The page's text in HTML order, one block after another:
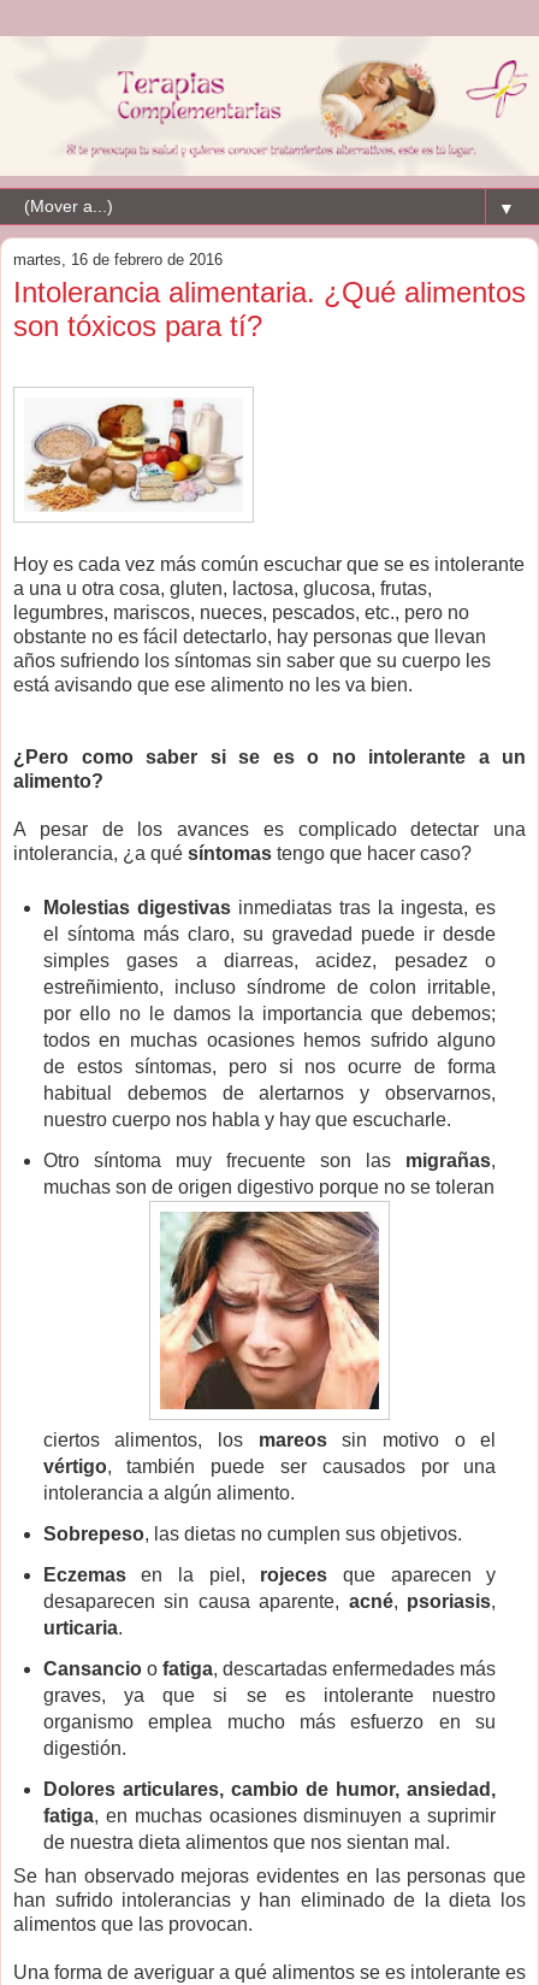
▼
martes, 16 de febrero de 2016
Intolerancia alimentaria. ¿Qué alimentos
son tóxicos para tí?
Hoy es cada vez más común escuchar que se es intolerante
a una u otra cosa, gluten, lactosa, glucosa, frutas,
legumbres, mariscos, nueces, pescados, etc., pero no
obstante no es fácil detectarlo, hay personas que llevan
años sufriendo los síntomas sin saber que su cuerpo les
está avisando que ese alimento no les va bien.
¿Pero como saber si se es o no intolerante a un
alimento?
A pesar de los avances es complicado detectar una
intolerancia, ¿a qué síntomas tengo que hacer caso?
Molestias digestivasinmediatas tras la ingesta, es
el síntoma más claro, su gravedad puede ir desde
simples gases a diarreas, acidez, pesadez o
estreñimiento, incluso síndrome de colon irritable,
por ello no le damos la importancia que debemos;
todos en muchas ocasiones hemos sufrido alguno
de estos síntomas, pero si nos ocurre de forma
habitual debemos de alertarnos y observarnos,
nuestro cuerpo nos habla y hay que escucharle.
Otro síntoma muy frecuente son las migrañas,
muchas son de origen digestivo porque no se toleran
ciertos alimentos, los mareossin motivo o el
vértigo, también puede ser causados por una
intolerancia a algún alimento.
Sobrepeso, las dietas no cumplen sus objetivos.
Eczemasen la piel, rojeces que aparecen y
desaparecen sin causa aparente, acné, psoriasis,
urticaria.
Cansancioo fatiga, descartadas enfermedades más
graves, ya que si se es intolerante nuestro
organismo emplea mucho más esfuerzo en su
digestión.
Dolores articulares, cambio de humor, ansiedad,
fatiga, en muchas ocasiones disminuyen a suprimir
de nuestra dieta alimentos que nos sientan mal.
Se han observado mejoras evidentes en las personas que
han sufrido intolerancias y han eliminado de la dieta los
alimentos que las provocan.
Una forma de averiguar a qué alimentos se es intolerante es